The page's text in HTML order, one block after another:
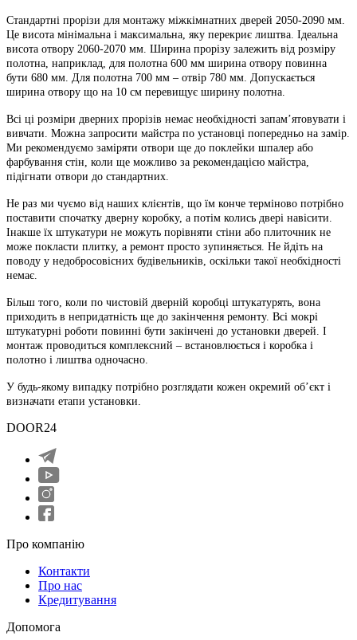
Стандартні прорізи для монтажу міжкімнатних дверей 2050-2090 мм.
Це висота мінімальна і максимальна, яку перекриє лиштва. Ідеальна
висота отвору 2060-2070 мм. Ширина прорізу залежить від розміру
полотна, наприклад, для полотна 600 мм ширина отвору повинна
бути 680 мм. Для полотна 700 мм – отвір 780 мм. Допускається
ширина отвору що на 10 см перевищує ширину полотна.
Всі ці розміри дверних прорізів немає необхідності запам’ятовувати і
вивчати. Можна запросити майстра по установці попередньо на замір.
Ми рекомендуємо заміряти отвори ще до поклейки шпалер або
фарбування стін, коли ще можливо за рекомендацією майстра,
підігнати отвори до стандартних.
Не раз ми чуємо від наших клієнтів, що їм конче терміново потрібно
поставити спочатку дверну коробку, а потім колись двері навісити.
Інакше їх штукатури не можуть порівняти стіни або плиточник не
може покласти плитку, а ремонт просто зупиняється. Не йдіть на
поводу у недобросовісних будівельників, оскільки такої необхідності
немає.
Більш того, коли по чистовій дверній коробці штукатурять, вона
приходить в непридатність ще до закінчення ремонту. Всі мокрі
штукатурні роботи повинні бути закінчені до установки дверей. І
монтаж проводиться комплексний – встановлюється і коробка і
полотно і лиштва одночасно.
У будь-якому випадку потрібно розглядати кожен окремий об’єкт і
визначати етапи установки.
DOOR24
Про компанію
Контакти
Про нас
Кредитування
Допомога